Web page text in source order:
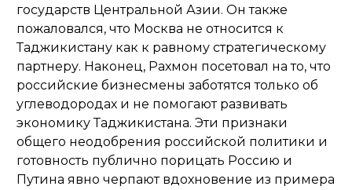
государств Центральной Азии. Он также
пожаловался, что Москва не относится к
Таджикистану как к равному стратегическому
партнеру. Наконец, Рахмон посетовал на то, что
российские бизнесмены заботятся только об
углеводородах и не помогают развивать
экономику Таджикистана. Эти признаки
общего неодобрения российской политики и
готовность публично порицать Россию и
Путина явно черпают вдохновение из примера